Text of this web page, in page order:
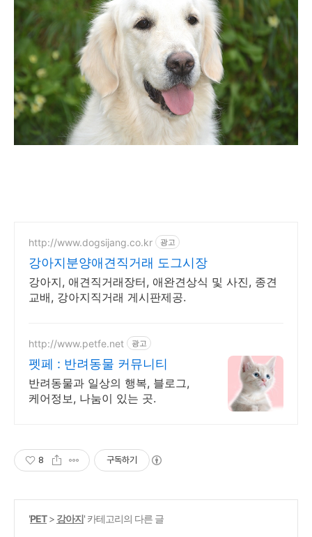
http://www.dogsijang.co.kr 광고
강아지분양애견직거래 도그시장
강아지, 애견직거래장터, 애완견상식 및 사진, 종견
교배, 강아지직거래 게시판제공.
http://www.petfe.net 광고
펫페 : 반려동물 커뮤니티
반려동물과 일상의 행복, 블로그,
케어정보, 나눔이 있는 곳.
8 구독하기
'PET> 강아지' 카테고리의 다른 글